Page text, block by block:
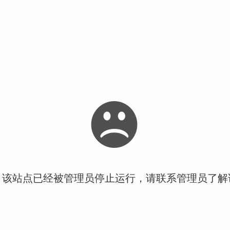
站点已经被管理员停止运行，请联系管理员了